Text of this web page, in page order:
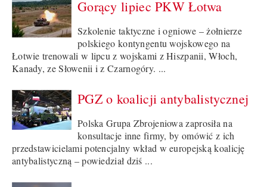
Gorący lipiec PKW Łotwa
Szkolenie taktyczne i ogniowe – żołnierze
polskiego kontyngentu wojskowego na
Łotwie trenowali w lipcu z wojskami z Hiszpanii, Włoch,
Kanady, ze Słowenii i z Czarnogóry. ...
PGZ o koalicji antybalistycznej
Polska Grupa Zbrojeniowa zaprosiła na
konsultacje inne firmy, by omówić z ich
przedstawicielami potencjalny wkład w europejską koalicję
antybalistyczną – powiedział dziś ...